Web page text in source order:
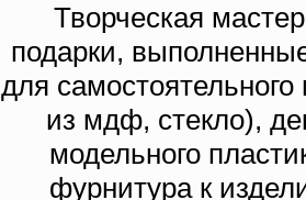
Творческая
подарки,
для
из мдф, стекло),
модельного
фурнитура к